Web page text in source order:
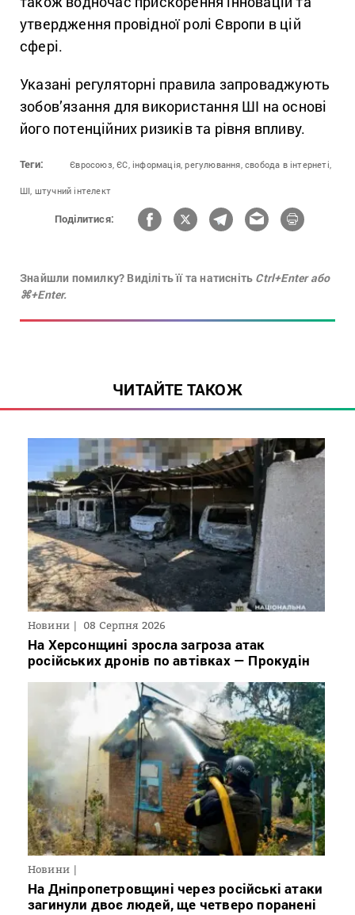
утвердження провідної ролі Європи в цій
сфері.
Указані регуляторні правила запроваджують
зобов’язання для використання ШІ на основі
його потенційних ризиків та рівня впливу.
Теги: Євросоюз, ЄС, інформація, регулювання, свобода в інтернеті,
ШІ, штучний інтелект
Поділитися:
Знайшли помилку? Виділіть її та натисніть Ctrl+Enter або
⌘+Enter.
ЧИТАЙТЕ ТАКОЖ
Новини 08 Серпня 2026
На Херсонщині зросла загроза атак
російських дронів по автівках — Прокудін
Новини
На Дніпропетровщині через російські атаки
загинули двоє людей, ще четверо поранені